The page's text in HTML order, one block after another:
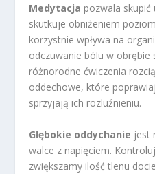
Medytacja pozwala skupić
skutkuje obniżeniem
korzystnie wpływa na
odczuwanie bólu w obrębie
różnorodne ćwiczenia
oddechowe, które
sprzyjają ich rozluźnieniu.
Głębokie oddychanie jest
walce z napięciem.
zwiększamy ilość tlenu